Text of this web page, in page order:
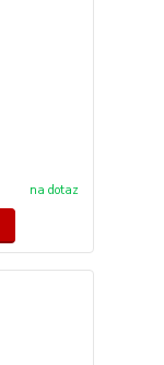
na dotaz